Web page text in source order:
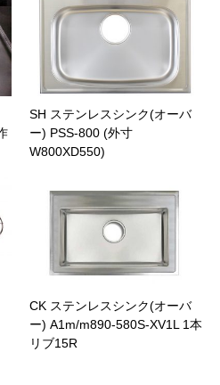
SH ステンレスシンク(オーバ
ー) PSS-800 (外寸
W800XD550)
CK ステンレスシンク(オーバ
ー) A1m/m890-580S-XV1L 1本
リブ15R